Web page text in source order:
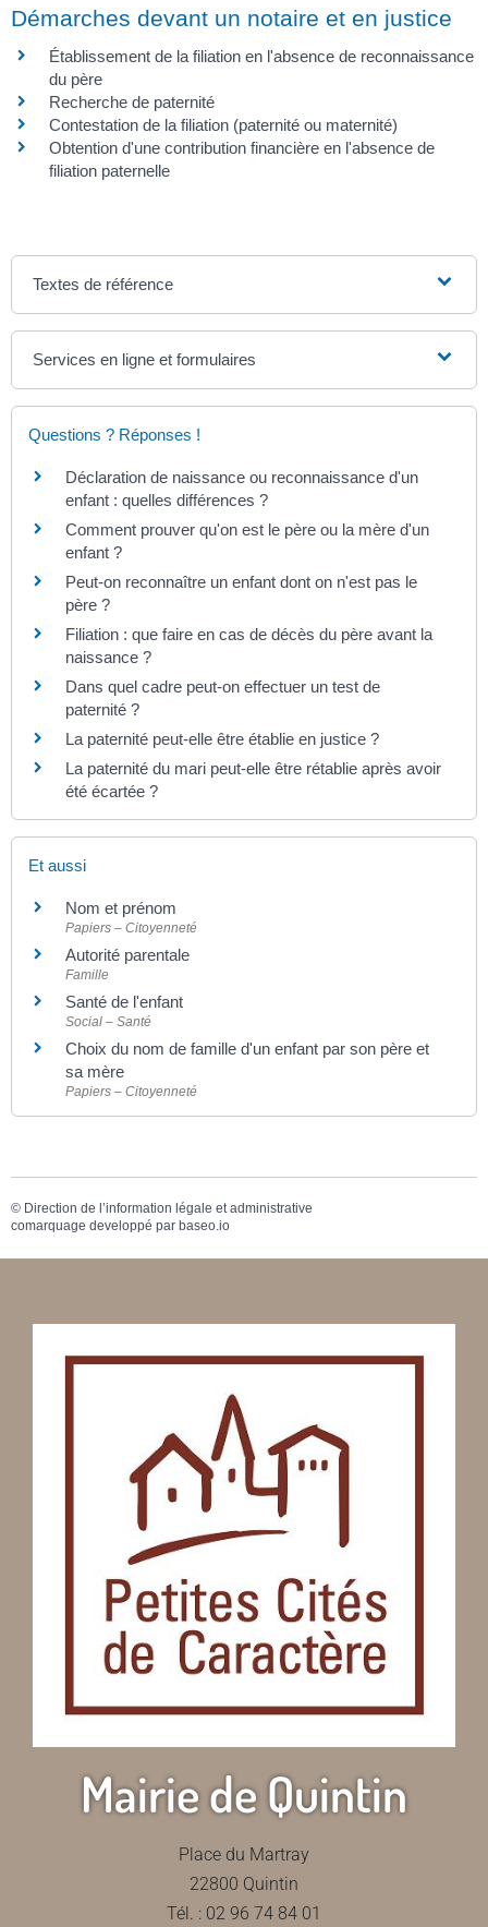
Démarches devant un notaire et en justice
Établissement de la filiation en l'absence de reconnaissance
du père
Recherche de paternité
Contestation de la filiation (paternité ou maternité)
Obtention d'une contribution financière en l'absence de
filiation paternelle
Textes de référence
Services en ligne et formulaires
Questions ? Réponses !
Déclaration de naissance ou reconnaissance d'un
enfant : quelles différences ?
Comment prouver qu'on est le père ou la mère d'un
enfant ?
Peut-on reconnaître un enfant dont on n'est pas le
père ?
Filiation : que faire en cas de décès du père avant la
naissance ?
Dans quel cadre peut-on effectuer un test de
paternité ?
La paternité peut-elle être établie en justice ?
La paternité du mari peut-elle être rétablie après avoir
été écartée ?
Et aussi
Nom et prénom
Papiers – Citoyenneté
Autorité parentale
Famille
Santé de l'enfant
Social – Santé
Choix du nom de famille d'un enfant par son père et
sa mère
Papiers – Citoyenneté
© Direction de l’information légale et administrative
comarquage developpé par baseo.io
Mairie de Quintin
Place du Martray
22800 Quintin
Tél. : 02 96 74 84 01